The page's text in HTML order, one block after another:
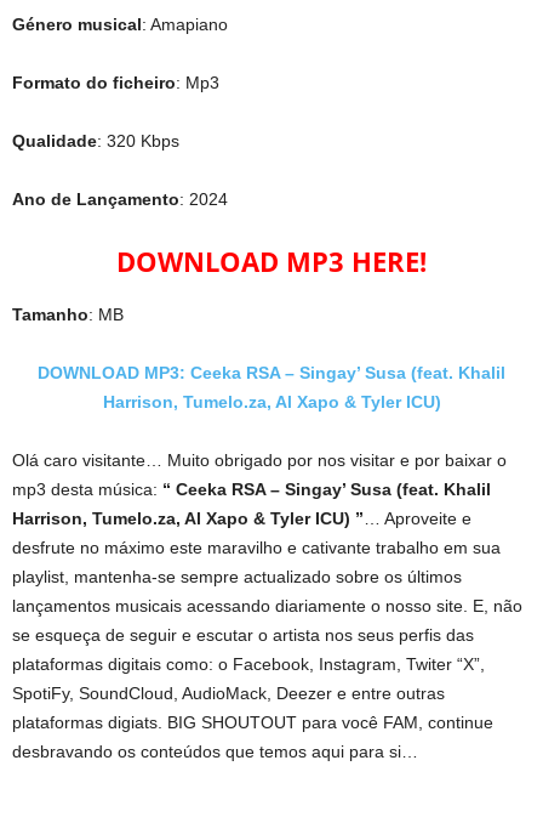
Género musical: Amapiano
Formato do ficheiro: Mp3
Qualidade: 320 Kbps
Ano de Lançamento: 2024
DOWNLOAD MP3 HERE!
Tamanho: MB
DOWNLOAD MP3: Ceeka RSA – Singay’ Susa (feat. Khalil
Harrison, Tumelo.za, Al Xapo & Tyler ICU)
Olá caro visitante… Muito obrigado por nos visitar e por baixar o
mp3 desta música: “ Ceeka RSA – Singay’ Susa (feat. Khalil
Harrison, Tumelo.za, Al Xapo & Tyler ICU) ” … Aproveite e
desfrute no máximo este maravilho e cativante trabalho em sua
playlist, mantenha-se sempre actualizado sobre os últimos
lançamentos musicais acessando diariamente o nosso site. E, não
se esqueça de seguir e escutar o artista nos seus perfis das
plataformas digitais como: o Facebook, Instagram, Twiter “X”,
SpotiFy, SoundCloud, AudioMack, Deezer e entre outras
plataformas digiats. BIG SHOUTOUT para você FAM, continue
desbravando os conteúdos que temos aqui para si…